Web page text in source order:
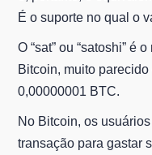
É o suporte no qual o
O “sat” ou “satoshi” é
Bitcoin, muito
0,00000001 BTC.
No Bitcoin, os
transação para gastar